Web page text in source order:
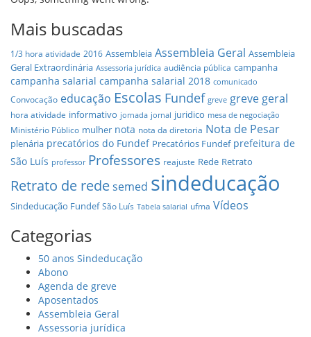
Mais buscadas
1/3 hora atividade 2016 Assembleia Assembleia Geral Assembleia
Geral Extraordinária Assessoria jurídica audiência pública campanha
campanha salarial campanha salarial 2018 comunicado
Convocação educação Escolas Fundef greve greve geral
hora atividade informativo jornada jornal juridico mesa de negociação
Ministério Público mulher nota nota da diretoria Nota de Pesar
plenária precatórios do Fundef Precatórios Fundef prefeitura de
São Luís professor Professores reajuste Rede Retrato
Retrato de redesemed sindeducação
Sindeducação Fundef São Luís Tabela salarial ufma Vídeos
Categorias
50 anos Sindeducação
Abono
Agenda de greve
Aposentados
Assembleia Geral
Assessoria jurídica